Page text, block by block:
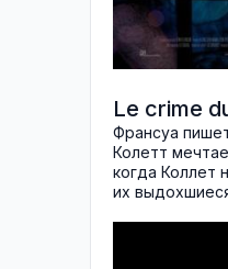
Le crime
Франсуа
Колетт
когда Коллет
их